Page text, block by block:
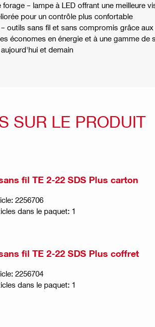
– lampe à LED offrant une meilleure
pour un contrôle plus confortable
outils sans fil et sans compromis grâce
économes en énergie et à une gamme de
et demain
SUR LE PRODUIT
fil TE 2-22 SDS Plus carton
2256706
dans le paquet: 1
fil TE 2-22 SDS Plus coffret
2256704
dans le paquet: 1